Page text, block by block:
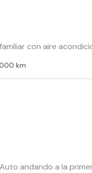
con aire
km
andando a la